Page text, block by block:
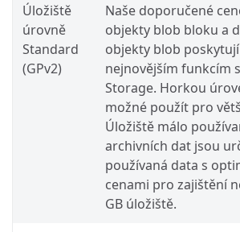
Úložiště
úrovně
Standard
(GPv2)
Naše doporučené
objekty blob bloku a
objekty blob
nejnovějším funkcím
Storage. Horkou
možné použít pro
Úložiště málo
archivních dat jsou
používaná data s
cenami pro zajištění
GB úložiště.